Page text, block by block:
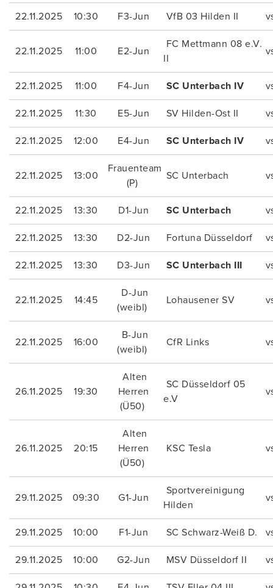
22.11.2025 10:30 F3-Jun VfB 03 Hilden II
22.11.2025 11:00 E2-Jun
FC Mettmann 08 e.V.
II
22.11.2025 11:00 F4-Jun SC Unterbach IV
22.11.2025 11:30 E5-Jun SV Hilden-Ost II
22.11.2025 12:00 E4-Jun SC Unterbach IV
22.11.2025 13:00
Frauenteam
(P)
SC Unterbach
22.11.2025 13:30 D1-Jun SC Unterbach
22.11.2025 13:30 D2-Jun Fortuna Düsseldorf
22.11.2025 13:30 D3-Jun SC Unterbach III
22.11.2025 14:45
D-Jun
(weibl)
Lohausener SV
22.11.2025 16:00
B-Jun
(weibl)
CfR Links
26.11.2025 19:30
Alten
Herren
(Ü50)
SC Düsseldorf 05
e.V
26.11.2025 20:15
Alten
Herren
(Ü50)
KSC Tesla
29.11.2025 09:30 G1-Jun
Sportvereinigung
Hilden
29.11.2025 10:00 F1-Jun SC Schwarz-Weiß D.
29.11.2025 10:00 G2-Jun MSV Düsseldorf II